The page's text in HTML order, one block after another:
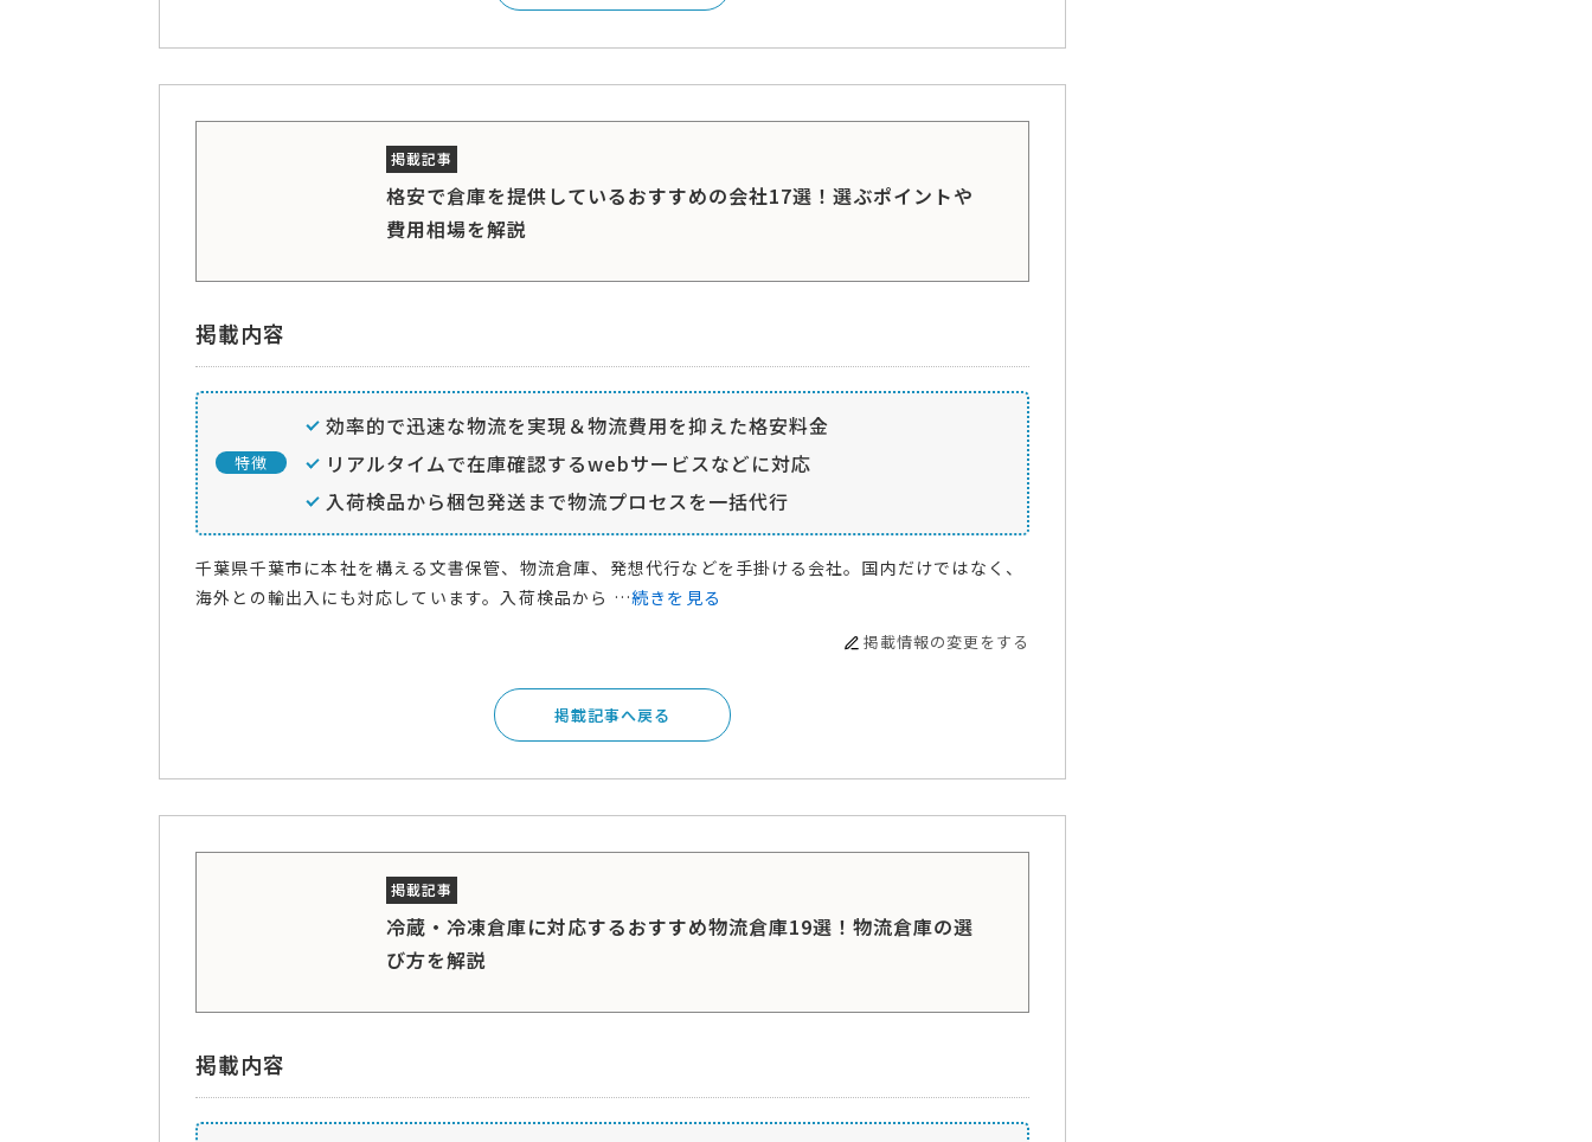
格安で倉庫を提供しているおすすめの会社17選！選ぶポイントや
費用相場を解説
掲載内容
特徴
効率的で迅速な物流を実現＆物流費用を抑えた格安料金
リアルタイムで在庫確認するwebサービスなどに対応
入荷検品から梱包発送まで物流プロセスを一括代行
千葉県千葉市に本社を構える文書保管、物流倉庫、発想代行などを手掛ける会社。国内だけではなく、
海外との輸出入にも対応しています。入荷検品から …続きを見る
掲載情報の変更をする
掲載記事へ戻る
冷蔵・冷凍倉庫に対応するおすすめ物流倉庫19選！物流倉庫の選
び方を解説
掲載内容